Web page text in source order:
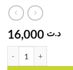
د.ت